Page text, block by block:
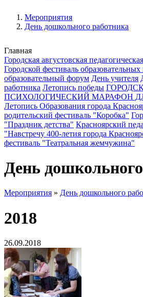
Мероприятия
День дошкольного работника
Главная
Городская августовская
Городской фестиваль образовательных
образовательный форум День учителя
работника Летопись победы
ПСИХОЛОГИЧЕСКИЙ МАРАФОН
Летопись Образования города
родительский фестиваль "Коробка"
"Праздник детства" Красноярский
"Навстречу 400-летия города
фестиваль "Театральная жемчужина"
День
Мероприятия » День дошкольного
2018
26.09.2018